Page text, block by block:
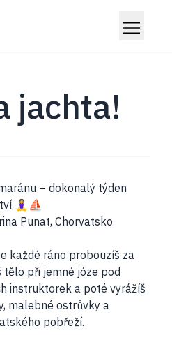
jachta!
– dokonalý týden
🧘‍♀️⛵
Punat, Chorvatsko
každé ráno probouzíš za
při jemné józe pod
instruktorek a poté vyrážíš
malebné ostrůvky a
pobřeží.